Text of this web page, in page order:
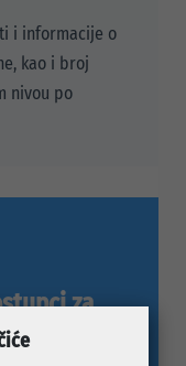
i informacije o
kao i broj
nivou po
za